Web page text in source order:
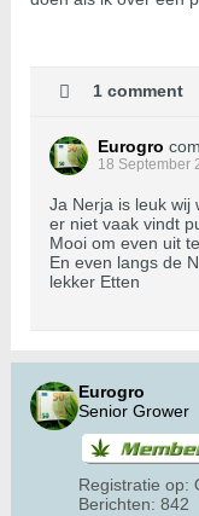
1 comment
Eurogro
18 September
Ja Nerja is leuk wij
er niet vaak vindt
Mooi om even uit
En even langs de
lekker Etten
Eurogro
Senior Grower
Registratie op:
Berichten: 842